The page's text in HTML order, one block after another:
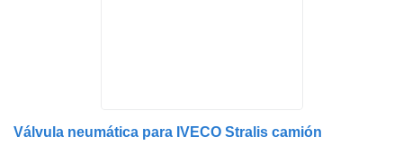
Válvula neumática para IVECO Stralis camión